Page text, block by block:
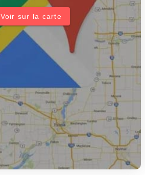
Voir sur la carte